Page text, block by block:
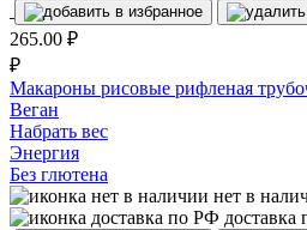
265.00 ₽
₽
Макароны рисовые рифленая
Веган
Набрать вес
Энергия
Без глютена
нет в